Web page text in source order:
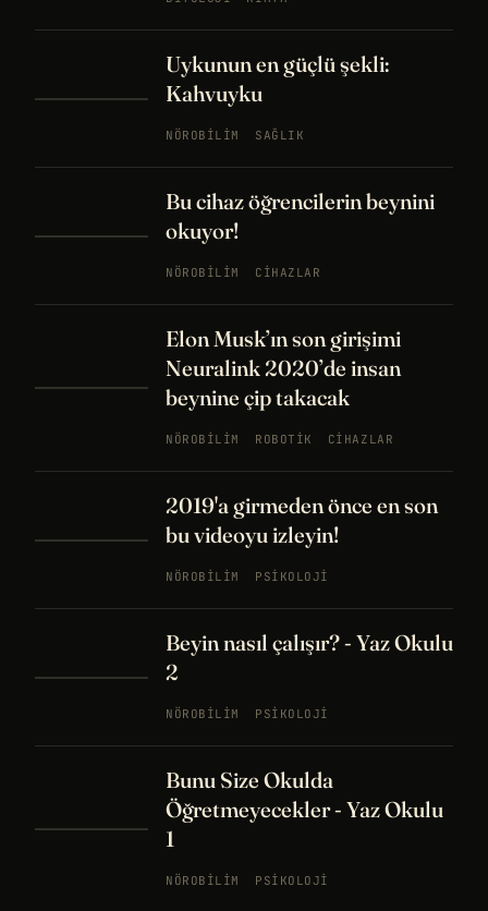
Uykunun en güçlü şekli:
Kahvuyku
NÖROBILIM SAĞLIK
Bu cihaz öğrencilerin beynini
okuyor!
NÖROBILIM CIHAZLAR
Elon Musk’ın son girişimi
Neuralink 2020’de insan
beynine çip takacak
NÖROBILIM ROBOTIK CIHAZLAR
2019'a girmeden önce en son
bu videoyu izleyin!
NÖROBILIM PSIKOLOJI
Beyin nasıl çalışır? - Yaz Okulu
2
NÖROBILIM PSIKOLOJI
Bunu Size Okulda
Öğretmeyecekler - Yaz Okulu
1
NÖROBILIM PSIKOLOJI